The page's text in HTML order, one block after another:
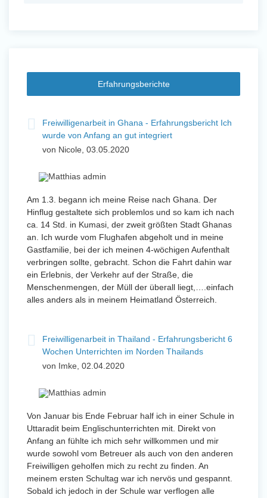
Erfahrungsberichte
Freiwilligenarbeit in Ghana - Erfahrungsbericht Ich
wurde von Anfang an gut integriert
von Nicole, 03.05.2020
Am 1.3. begann ich meine Reise nach Ghana. Der
Hinflug gestaltete sich problemlos und so kam ich nach
ca. 14 Std. in Kumasi, der zweit größten Stadt Ghanas
an. Ich wurde vom Flughafen abgeholt und in meine
Gastfamilie, bei der ich meinen 4-wöchigen Aufenthalt
verbringen sollte, gebracht. Schon die Fahrt dahin war
ein Erlebnis, der Verkehr auf der Straße, die
Menschenmengen, der Müll der überall liegt,….einfach
alles anders als in meinem Heimatland Österreich.
Freiwilligenarbeit in Thailand - Erfahrungsbericht 6
Wochen Unterrichten im Norden Thailands
von Imke, 02.04.2020
Von Januar bis Ende Februar half ich in einer Schule in
Uttaradit beim Englischunterrichten mit. Direkt von
Anfang an fühlte ich mich sehr willkommen und mir
wurde sowohl vom Betreuer als auch von den anderen
Freiwilligen geholfen mich zu recht zu finden. An
meinem ersten Schultag war ich nervös und gespannt.
Sobald ich jedoch in der Schule war verflogen alle